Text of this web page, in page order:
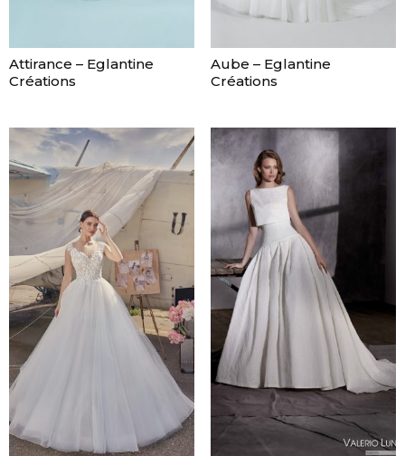
Attirance – Eglantine
Créations
Aube – Eglantine
Créations